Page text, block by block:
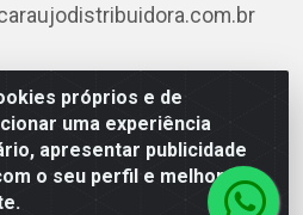
próprios e de
uma experiência
apresentar publicidade
o seu perfil e melhorar a
- Rua Carneiro de Campos, 42 -
Janeiro/RJ - CEP 20.920-410 -
0003-85